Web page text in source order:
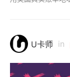
U卡师 in